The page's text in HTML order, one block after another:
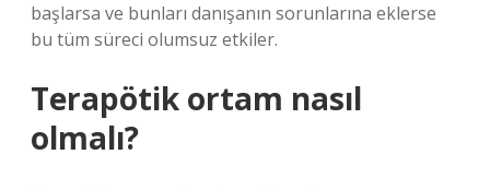
başlarsa ve bunları danışanın sorunlarına eklerse
bu tüm süreci olumsuz etkiler.
Terapötik ortam nasıl
olmalı?